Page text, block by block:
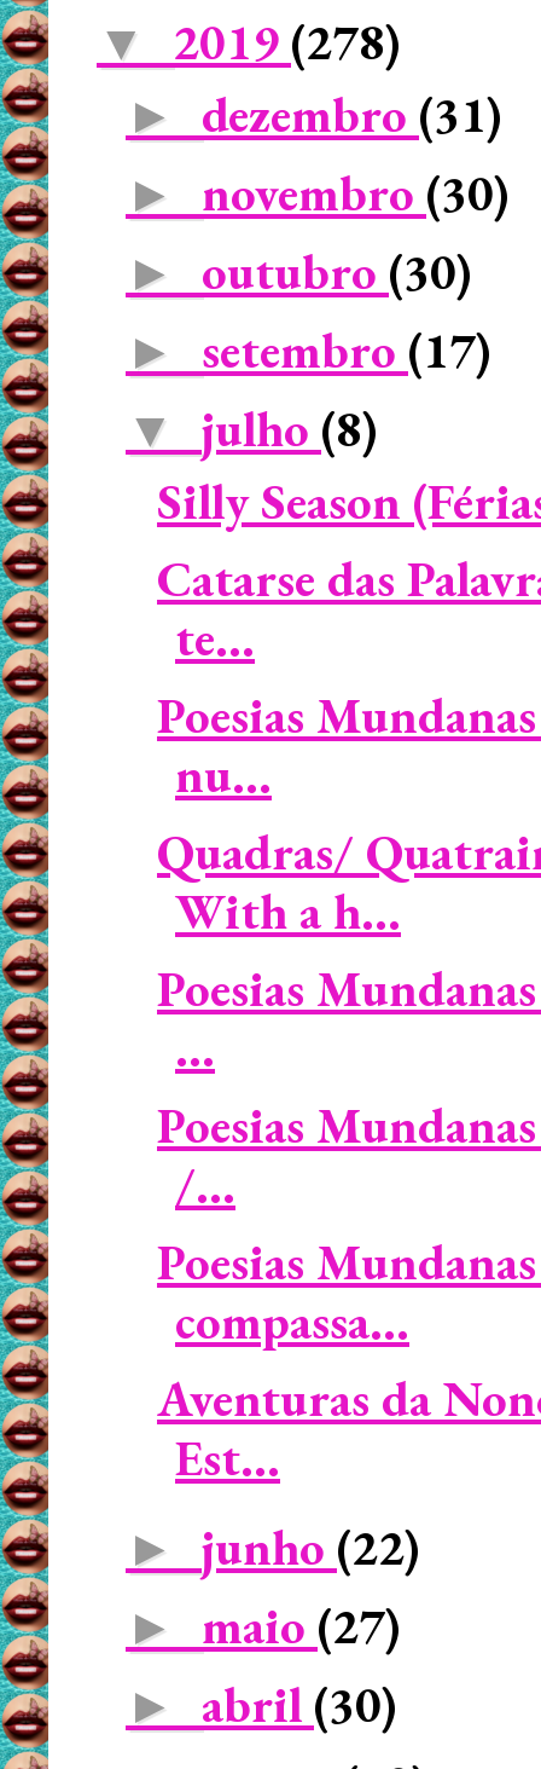
▼ 2019 (278)
► dezembro (31)
► novembro (30)
► outubro (30)
► setembro (17)
▼ julho (8)
Silly Season
Catarse das
te...
Poesias
nu...
Quadras/
With a h...
Poesias
...
Poesias
/...
Poesias
compassa...
Aventuras da
Est...
► junho (22)
► maio (27)
► abril (30)